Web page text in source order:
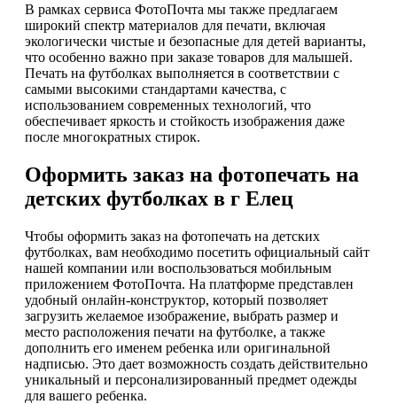
В рамках сервиса ФотоПочта мы также предлагаем
широкий спектр материалов для печати, включая
экологически чистые и безопасные для детей варианты,
что особенно важно при заказе товаров для малышей.
Печать на футболках выполняется в соответствии с
самыми высокими стандартами качества, с
использованием современных технологий, что
обеспечивает яркость и стойкость изображения даже
после многократных стирок.
Оформить заказ на фотопечать на
детских футболках в г Елец
Чтобы оформить заказ на фотопечать на детских
футболках, вам необходимо посетить официальный сайт
нашей компании или воспользоваться мобильным
приложением ФотоПочта. На платформе представлен
удобный онлайн-конструктор, который позволяет
загрузить желаемое изображение, выбрать размер и
место расположения печати на футболке, а также
дополнить его именем ребенка или оригинальной
надписью. Это дает возможность создать действительно
уникальный и персонализированный предмет одежды
для вашего ребенка.